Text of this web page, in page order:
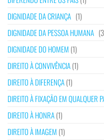
DIGNIDADE DA CRIANÇA (1)
DIGNIDADE DA PESSOA HUMANA
DIGNIDADE DO HOMEM (1)
DIREITO À CONVIVÊNCIA(1)
DIREITO À DIFERENÇA(1)
DIREITO À FIXAÇÃO EM QUALQUER
DIREITO À HONRA(1)
DIREITO À IMAGEM (1)